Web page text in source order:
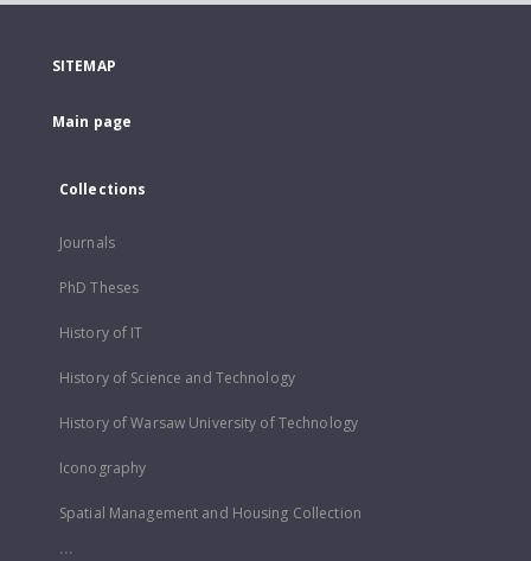
SITEMAP
Main page
Collections
Journals
PhD Theses
History of IT
History of Science and Technology
History of Warsaw University of Technology
Iconography
Spatial Management and Housing Collection
...